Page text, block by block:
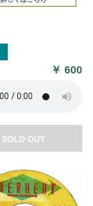
￥600
SOLD OUT